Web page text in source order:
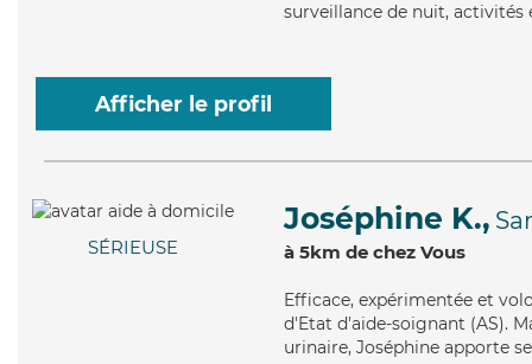
surveillance de nuit,
Afficher le profil
SÉRIEUSE
Joséphine K.,
à 5km de chez Vous
Efficace, expérimentée et
d'Etat d'aide-soignant (AS).
urinaire, Joséphine apporte